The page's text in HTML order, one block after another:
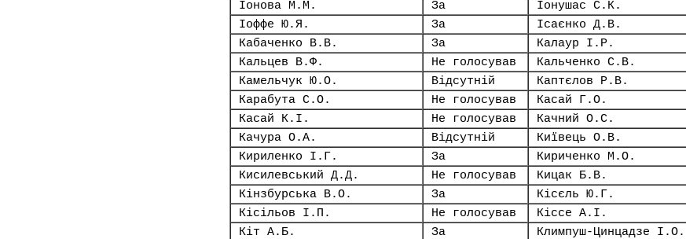
Іонова М.М.
За Іонушас С.К.
Іоффе Ю.Я.
За Ісаєнко Д.В.
Кабаченко В.В.
За Калаур І.Р.
Кальцев В.Ф.
Не голосував Кальченко С.В.
Камельчук Ю.О.
Відсутній Каптєлов Р.В.
Карабута С.О.
Не голосував Касай Г.О.
Касай К.І.
Не голосував Качний О.С.
Качура О.А.
Відсутній Київець О.В.
Кириленко І.Г.
За Кириченко М.О.
Кисилевський Д.Д.
Не голосував Кицак Б.В.
Кінзбурська В.О.
За Кісєль Ю.Г.
Кісільов І.П.
Не голосував Кіссе А.І.
Кіт А.Б.
За Климпуш-Цинцадзе І.О.